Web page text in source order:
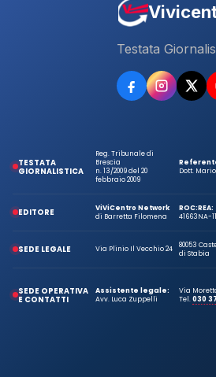
Testata
TESTATA
GIORNALISTICA
Reg. Tribunale di
Brescia
n. 13/2009 del 20
febbraio 2009
Dott. Mario
EDITORE
ViViCentro Network
di Barretta Filomena
ROC:
41663
REA:
NA-
SEDE LEGALE Via Plinio Il Vecchio 24
80053
di Stabia
SEDE OPERATIVA
E CONTATTI
Assistente legale:
Avv. Luca Zuppelli
Via
Tel.030